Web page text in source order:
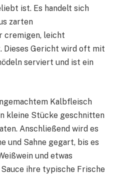
ist. Es handelt sich
zarten
cremigen, leicht
Dieses Gericht wird oft mit
serviert und ist ein
Kalbfleisch
kleine Stücke geschnitten
Anschließend wird es
und Sahne gegart, bis es
und etwas
ihre typische Frische